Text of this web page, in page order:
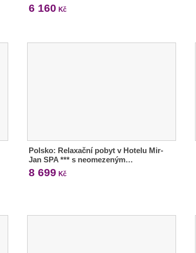
6 160 Kč
Polsko: Relaxační pobyt v Hotelu Mir-
Jan SPA *** s neomezeným…
8 699 Kč